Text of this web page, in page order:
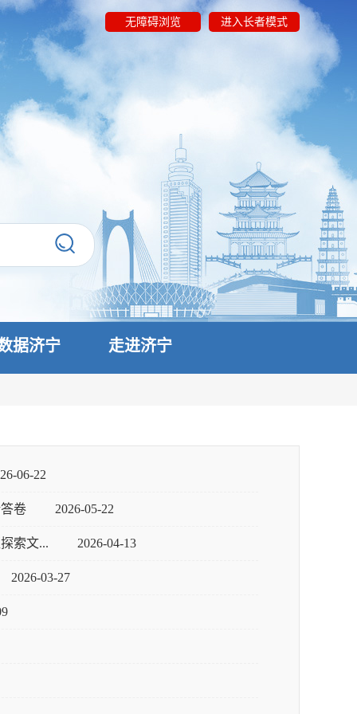
无障碍浏览 进入长者模式
据济宁 走进济宁
06-22
卷 2026-05-22
索文... 2026-04-13
2026-03-27